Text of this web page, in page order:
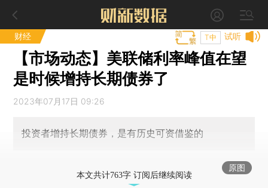
财经 试听
T中
【市场动态】美联储利率峰值在望
是时候增持长期债券了
2023年07月17日 09:26
投资者增持长期债券，是有历史可资借鉴的
原图
本文共计763字 订阅后继续阅读